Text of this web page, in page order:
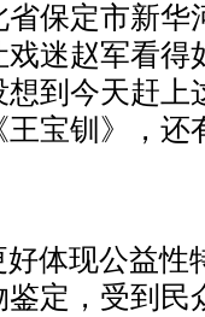
保定市新华
迷赵军看得
到今天赶上
宝钏》，还
体现公益性
定，受到民